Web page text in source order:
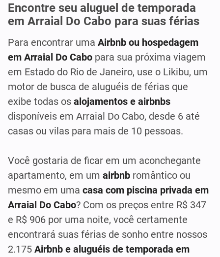
Encontre seu aluguel de temporada
em Arraial Do Cabo para suas férias
Para encontrar uma Airbnb ou hospedagem
em Arraial Do Cabo para sua próxima viagem
em Estado do Rio de Janeiro, use o Likibu, um
motor de busca de aluguéis de férias que
exibe todas os alojamentos e airbnbs
disponíveis em Arraial Do Cabo, desde 6 até
casas ou vilas para mais de 10 pessoas.
Você gostaria de ficar em um aconchegante
apartamento, em um airbnb romântico ou
mesmo em uma casa com piscina privada em
Arraial Do Cabo? Com os preços entre R$ 347
e R$ 906 por uma noite, você certamente
encontrará suas férias de sonho entre nossos
2.175 Airbnb e aluguéis de temporada em